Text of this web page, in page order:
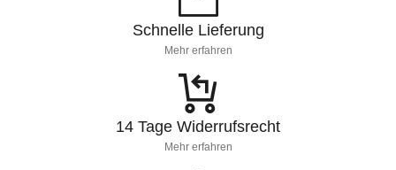
Schnelle Lieferung
Mehr erfahren
14 Tage Widerrufsrecht
Mehr erfahren